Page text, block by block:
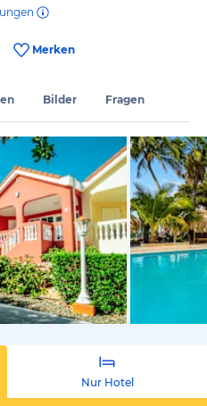
Merken
Bilder Fragen
Nur Hotel